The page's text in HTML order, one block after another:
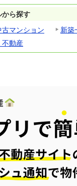
から探す
古マンション 新築
不動産